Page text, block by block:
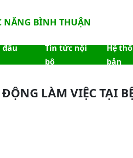
NĂNG BÌNH THUẬN
đấu
Tin tức nội
bộ
Hệ
bản
LÀM VIỆC TẠI